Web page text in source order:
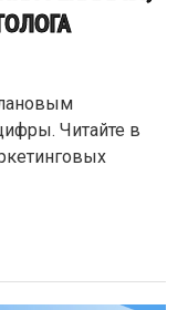
Читайте в